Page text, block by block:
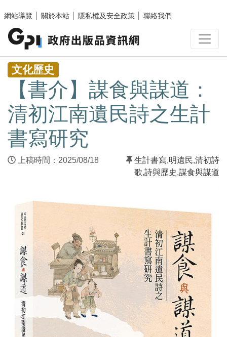
網站導覽
關於本站 隱私權及安全政策 聯絡我們
:::
文化歷史
【書介】謀食與謀道：
清初江南遺民詩之生計
書寫研究
上稿時間：2025/08/18 生計書寫,明遺民,清初詩
歌,詩與歷史,謀食與謀道